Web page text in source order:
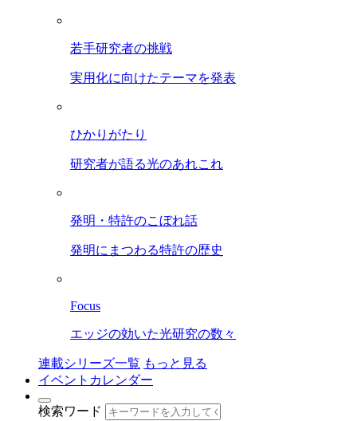
若手研究者の挑戦
実用化に向けたテーマを発表
ひかりがたり
研究者が語る光のあれこれ
発明・特許のこぼれ話
発明にまつわる特許の歴史
Focus
エッジの効いた光研究の数々
連載シリーズ一覧 もっと見る
イベントカレンダー
検索ワード